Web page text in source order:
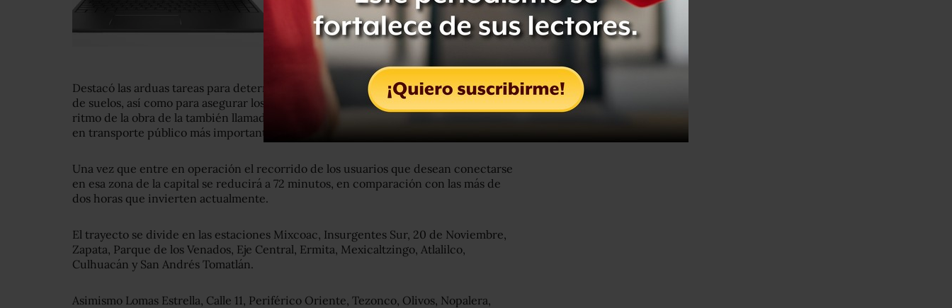
Destacó las arduas tareas para determinar la forma de intervenir los distintos tipos
de suelos, así como para asegurar los recursos financieros y finalmente mantener el
ritmo de la obra de la también llamada Línea Dorada, reconocida como el esfuerzo
en transporte público más importante del país.
Una vez que entre en operación el recorrido de los usuarios que desean conectarse
en esa zona de la capital se reducirá a 72 minutos, en comparación con las más de
dos horas que invierten actualmente.
El trayecto se divide en las estaciones Mixcoac, Insurgentes Sur, 20 de Noviembre,
Zapata, Parque de los Venados, Eje Central, Ermita, Mexicaltzingo, Atlalilco,
Culhuacán y San Andrés Tomatlán.
Asimismo Lomas Estrella, Calle 11, Periférico Oriente, Tezonco, Olivos, Nopalera,